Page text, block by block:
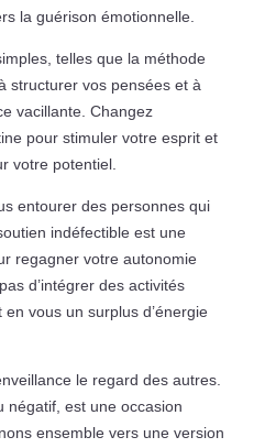
la guérison émotionnelle.
telles que la méthode
structurer vos pensées et à
vacillante. Changez
pour stimuler votre esprit et
votre potentiel.
entourer des personnes qui
indéfectible est une
regagner votre autonomie
d’intégrer des activités
vous un surplus d’énergie
le regard des autres.
négatif, est une occasion
ensemble vers une version